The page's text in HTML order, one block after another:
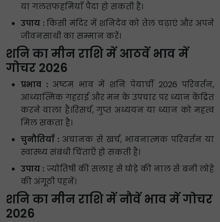
या गलतफहमियाँ पैदा हो सकती हैं।
उपाय : किसी मंदिर में शनिदेव को तेल चढ़ाएं और अपने
जीवनसाथी का सम्मान करें।
शनि का मीन राशि में आठवें भाव में
गोचर 2026
प्रभाव : अष्टम भाव में शनि पेयार्ची 2026 परिवर्तन,
आध्यात्मिक गहराई और मन के उपचार पर ध्यान केंद्रित
करने वाला है।रिसर्च, गुप्त अध्ययन या ध्यान को महत्व
मिल सकता है।
चुनौतियाँ : अचानक से खर्च, भावनात्मक परिवर्तन या
स्वास्थ्य संबंधी चिंताएँ हो सकती हैं।
उपाय : ज्योतिषी की सलाह से घोड़े की नाल से बनी लोहे
की अंगूठी पहनें।
शनि का मीन राशि में नौवें भाव में गोचर
2026